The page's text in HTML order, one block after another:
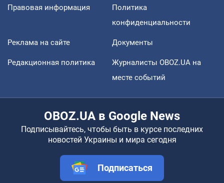
Правовая информация
Политика
конфиденциальности
Реклама на сайте Документы
Редакционная политика
Журналисты OBOZ.UA на
месте событий
OBOZ.UA в Google News
Подписывайтесь, чтобы быть в курсе последних
новостей Украины и мира сегодня
Подписаться